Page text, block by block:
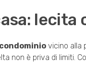
lecita
vicino alla
non è priva di limiti.